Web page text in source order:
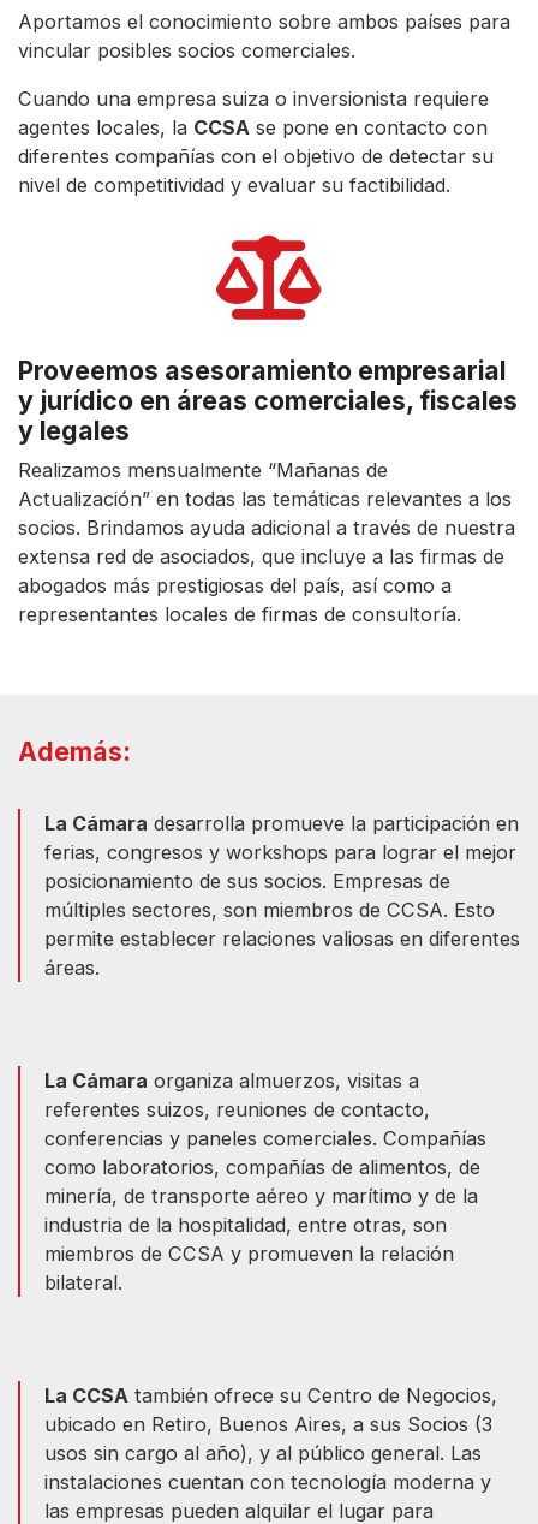
Aportamos el conocimiento sobre ambos países para
vincular posibles socios comerciales.
Cuando una empresa suiza o inversionista requiere
agentes locales, la CCSA se pone en contacto con
diferentes compañías con el objetivo de detectar su
nivel de competitividad y evaluar su factibilidad.
Proveemos asesoramiento empresarial
y jurídico en áreas comerciales, fiscales
y legales
Realizamos mensualmente “Mañanas de
Actualización” en todas las temáticas relevantes a los
socios. Brindamos ayuda adicional a través de nuestra
extensa red de asociados, que incluye a las firmas de
abogados más prestigiosas del país, así como a
representantes locales de firmas de consultoría.
Además:
La Cámara desarrolla promueve la participación en
ferias, congresos y workshops para lograr el mejor
posicionamiento de sus socios. Empresas de
múltiples sectores, son miembros de CCSA. Esto
permite establecer relaciones valiosas en diferentes
áreas.
La Cámara organiza almuerzos, visitas a
referentes suizos, reuniones de contacto,
conferencias y paneles comerciales. Compañías
como laboratorios, compañías de alimentos, de
minería, de transporte aéreo y marítimo y de la
industria de la hospitalidad, entre otras, son
miembros de CCSA y promueven la relación
bilateral.
La CCSA también ofrece su Centro de Negocios,
ubicado en Retiro, Buenos Aires, a sus Socios (3
usos sin cargo al año), y al público general. Las
instalaciones cuentan con tecnología moderna y
las empresas pueden alquilar el lugar para